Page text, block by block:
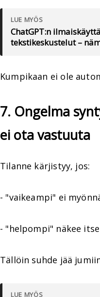
LUE MYÖS
ChatGPT:n
tekstikeskustelut –
Kumpikaan ei ole
7. Ongelma
ei ota vastuuta
Tilanne kärjistyy, jos:
- "vaikeampi" ei
- "helpompi" näkee
Tällöin suhde jää
LUE MYÖS